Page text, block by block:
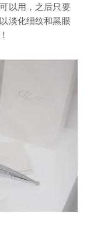
以用，之后只要
淡化细纹和黑眼